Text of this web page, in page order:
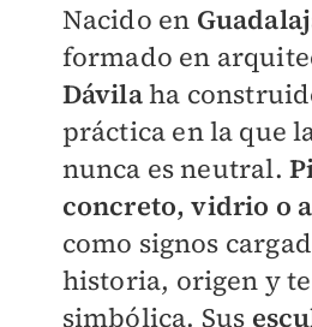
Nacido en
formado en
Dávilaha
práctica en la que
nunca es neutral.
concreto, vidrio o
como signos
historia, origen y
simbólica. Sus